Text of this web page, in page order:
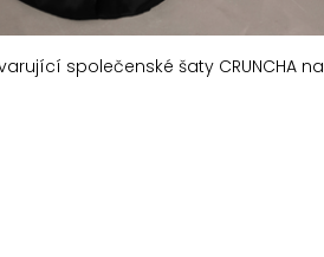
společenské šaty CRUNCHA na